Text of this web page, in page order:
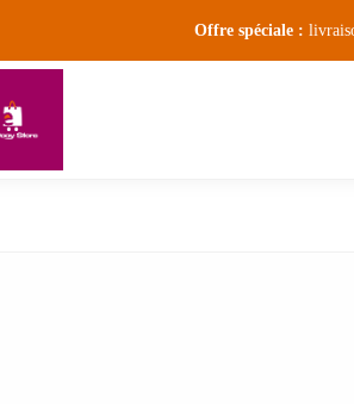
Offre spéciale :